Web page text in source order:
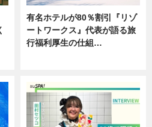
有名ホテルが80％割引『リゾ
ートワークス』代表が語る旅
行福利厚生の仕組…